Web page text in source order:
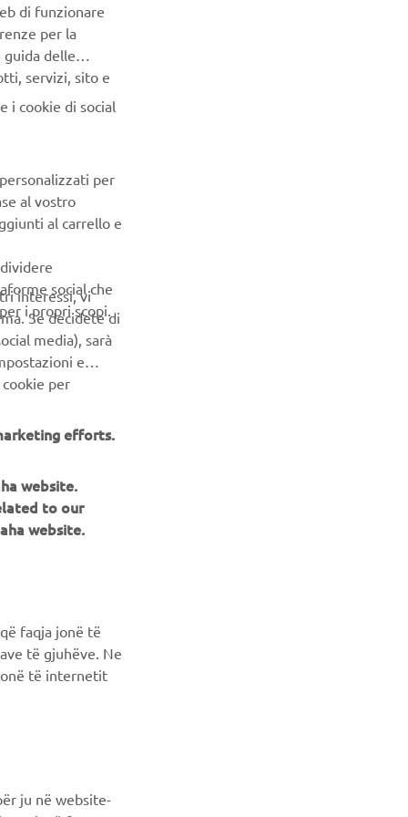
con
del suo
nuove uscite e molto altro
di funzionare
per la
delle
servizi, sito e
i cookie di social
per
al vostro
al carrello e
social che
i propri scopi.
interessi, vi
Se decidete di
media), sarà
e
per
efforts.
website.
to our
website.
faqja jonë të
të gjuhëve. Ne
të internetit
ju në website-